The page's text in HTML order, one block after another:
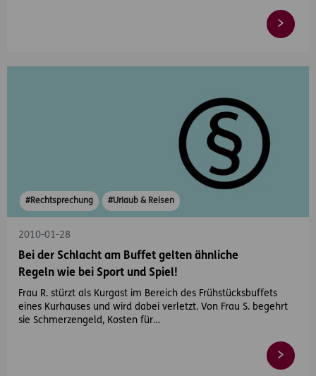
#Rechtsprechung #Urlaub & Reisen
2010-01-28
Bei der Schlacht am Buffet gelten ähnliche
Regeln wie bei Sport und Spiel!
Frau R. stürzt als Kurgast im Bereich des Frühstücksbuffets
eines Kurhauses und wird dabei verletzt. Von Frau S. begehrt
sie Schmerzengeld, Kosten für…